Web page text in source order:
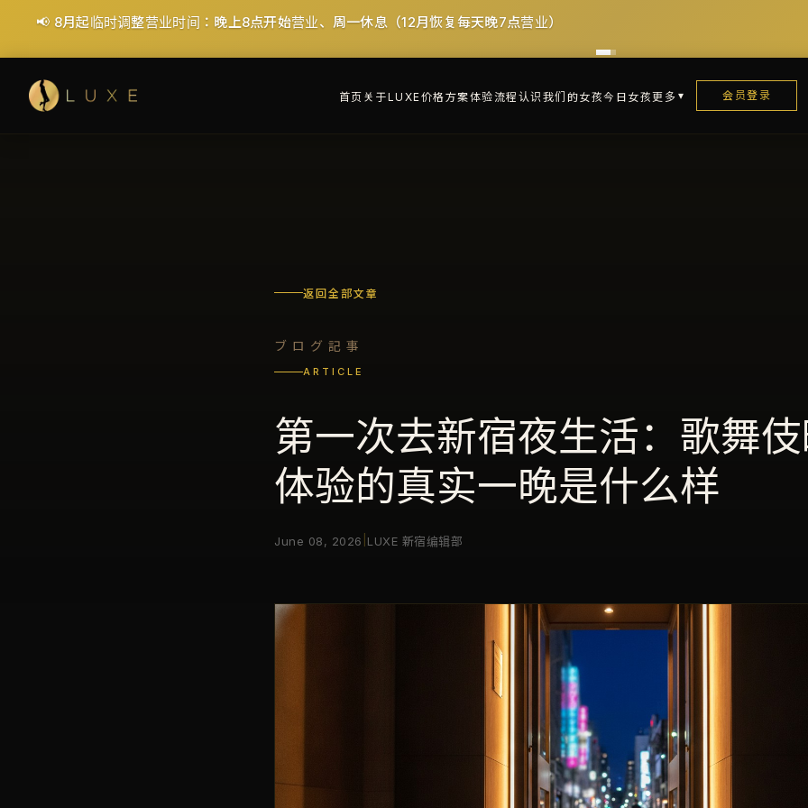
🎉 首次特惠：40分钟 ¥7,000（节省¥6,000！）- 含税及服务费
首页 关于LUXE价格方案体验流程 认识我们的女孩今日女孩更多 会员登录
返回全部文章
ブログ記事
ARTICLE
第一次去新宿夜生活：歌舞
体验的真实一晚是什么样
June 08, 2026 LUXE 新宿编辑部